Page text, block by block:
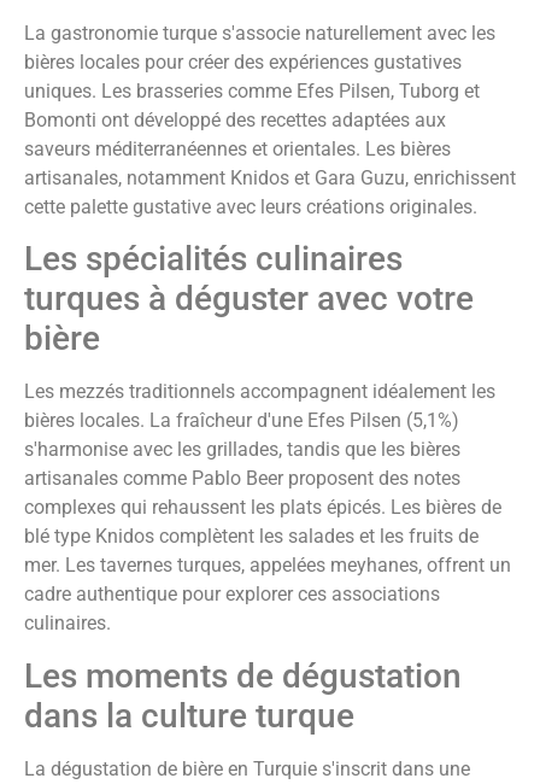
La gastronomie turque s'associe naturellement avec les
bières locales pour créer des expériences gustatives
uniques. Les brasseries comme Efes Pilsen, Tuborg et
Bomonti ont développé des recettes adaptées aux
saveurs méditerranéennes et orientales. Les bières
artisanales, notamment Knidos et Gara Guzu, enrichissent
cette palette gustative avec leurs créations originales.
Les spécialités culinaires
turques à déguster avec votre
bière
Les mezzés traditionnels accompagnent idéalement les
bières locales. La fraîcheur d'une Efes Pilsen (5,1%)
s'harmonise avec les grillades, tandis que les bières
artisanales comme Pablo Beer proposent des notes
complexes qui rehaussent les plats épicés. Les bières de
blé type Knidos complètent les salades et les fruits de
mer. Les tavernes turques, appelées meyhanes, offrent un
cadre authentique pour explorer ces associations
culinaires.
Les moments de dégustation
dans la culture turque
La dégustation de bière en Turquie s'inscrit dans une